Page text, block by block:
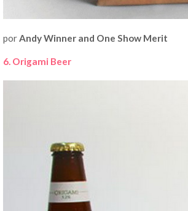
porAndy Winner and One Show Merit
6. Origami Beer